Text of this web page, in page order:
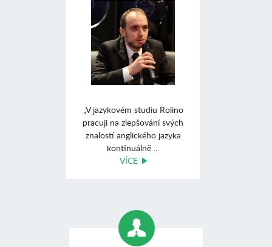
„V jazykovém studiu Rolino
pracuji na zlepšování svých
znalostí anglického jazyka
kontinuálně ...
VÍCE